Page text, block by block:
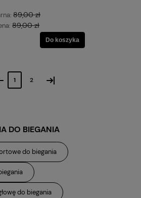
89,00 zł
89,00 zł
Do koszyka
1 2 »
DO BIEGANIA
do biegania
do biegania